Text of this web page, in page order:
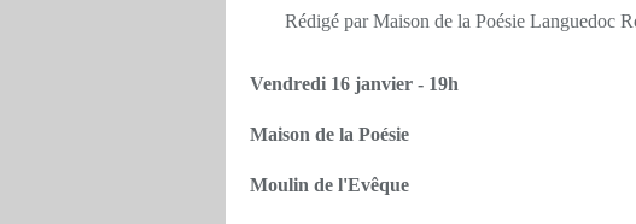
Rédigé par Maison de la Poésie Languedoc
Vendredi 16 janvier - 19h
Maison de la Poésie
Moulin de l'Evêque